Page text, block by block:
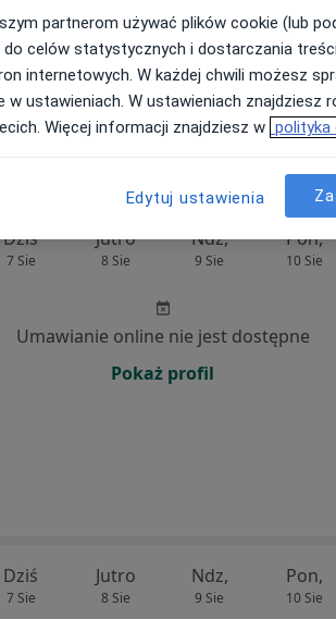
Dziś
7 Sie
Jutro
8 Sie
Ndz,
9 Sie
Pon,
10 Sie
Umawianie online nie jest dostępne
Pokaż profil
Dziś
7 Sie
Jutro
8 Sie
Ndz,
9 Sie
Pon,
10 Sie
partnerom używać plików cookie (lub
do celów statystycznych i dostarczania
internetowych. W każdej chwili możesz
ustawieniach. W ustawieniach znajdziesz
Więcej informacji znajdziesz w polityka
Edytuj ustawienia